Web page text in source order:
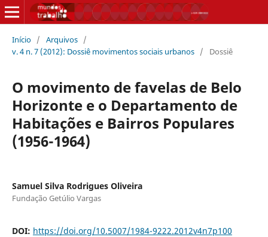
Início / Arquivos /
v. 4 n. 7 (2012): Dossiê movimentos sociais urbanos / Dossiê
O movimento de favelas de Belo
Horizonte e o Departamento de
Habitações e Bairros Populares
(1956-1964)
Samuel Silva Rodrigues Oliveira
Fundação Getúlio Vargas
DOI: https://doi.org/10.5007/1984-9222.2012v4n7p100